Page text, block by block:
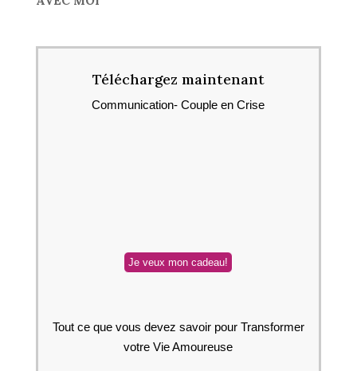
Téléchargez maintenant
Communication- Couple en Crise
Tout ce que vous devez savoir pour Transformer
votre Vie Amoureuse